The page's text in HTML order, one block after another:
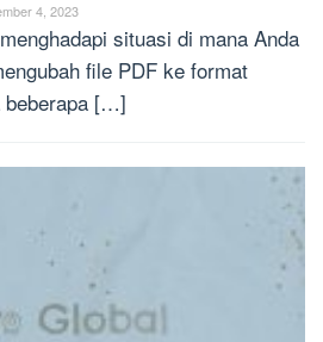
4, 2023
situasi di mana Anda
file PDF ke format
beberapa […]